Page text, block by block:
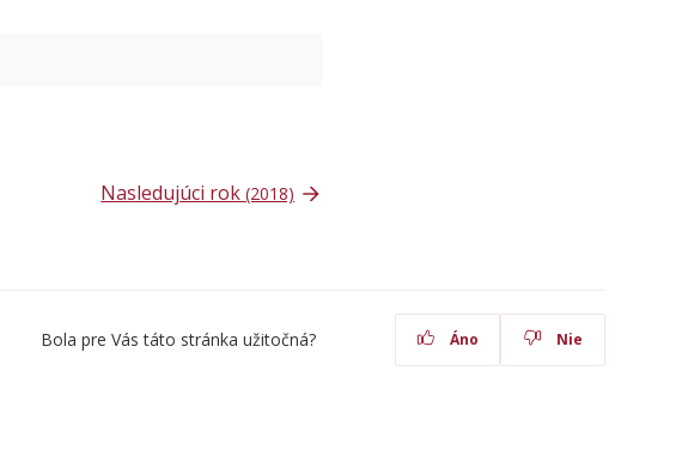
Nasledujúci rok(2018)
Bola pre Vás táto stránka užitočná? Áno Nie